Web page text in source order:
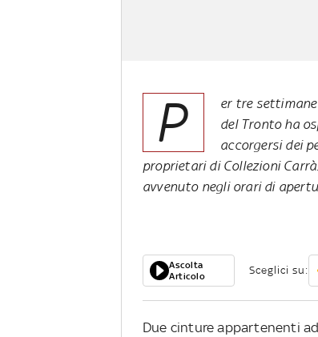
P
er tre
del Tronto ha
accorgersi dei
proprietari di Collezioni
avvenuto negli orari di
Ascolta
Articolo
Sceglici su:
Due cinture appartenenti